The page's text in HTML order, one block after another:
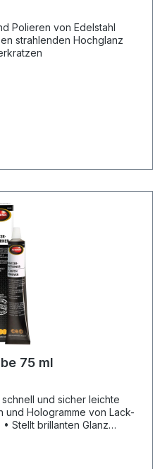
Polieren von Edelstahl
75 ml
und sicher leichte
Hologramme von Lack-